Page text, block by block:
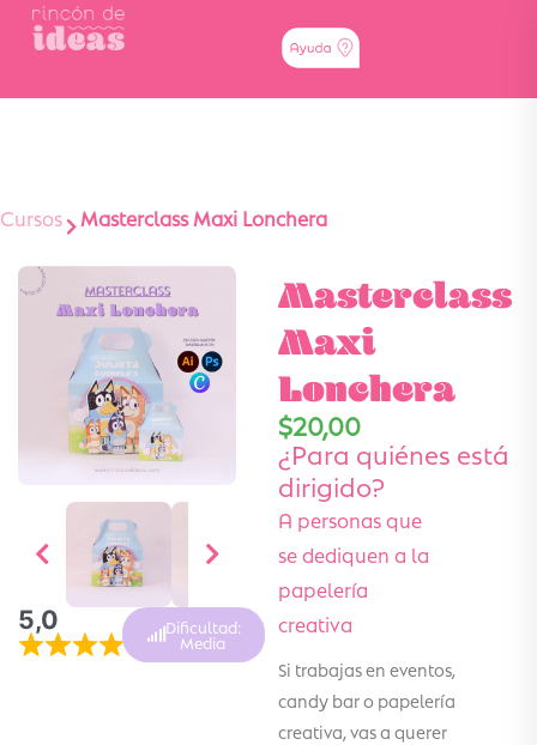
Cursos Masterclass Maxi Lonchera
5,0 Dificultad:
Media
Masterclass
Maxi
Lonchera
$20,00
¿Para quiénes está
dirigido?
A personas que
se dediquen a la
papelería
creativa
Si trabajas en eventos,
candy bar o papelería
creativa, vas a querer